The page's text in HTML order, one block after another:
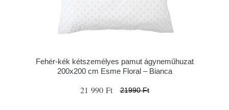
Fehér-kék kétszemélyes pamut ágyneműhuzat
200x200 cm Esme Floral – Bianca
21 990 Ft 21990 Ft